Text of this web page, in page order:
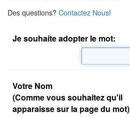
Des questions?Contactez Nous!
Je souhaite adopter le mot:
Votre Nom
(Comme vous souhaitez qu'il
apparaisse sur la page du mot)